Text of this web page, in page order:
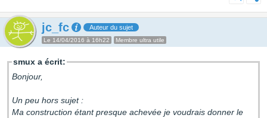
jc_fc Auteur du sujet
Le 14/04/2016 à 16h22 Membre ultra utile
smux a écrit:
Bonjour,
Un peu hors sujet :
Ma construction étant presque achevée je voudrais donner le